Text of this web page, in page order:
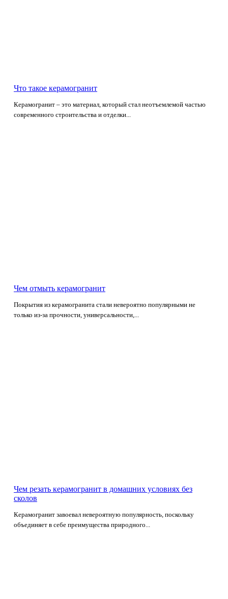
Что такое керамогранит
Керамогранит – это материал, который стал неотъемлемой частью
современного строительства и отделки...
Чем отмыть керамогранит
Покрытия из керамогранита стали невероятно популярными не
только из-за прочности, универсальности,...
Чем резать керамогранит в домашних условиях без
сколов
Керамогранит завоевал невероятную популярность, поскольку
объединяет в себе преимущества природного...